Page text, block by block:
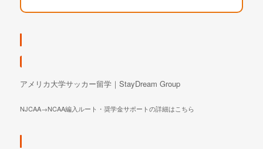
アメリカ大学サッカー留学｜StayDream Group
NJCAA→NCAA編入ルート・奨学金サポートの詳細はこちら